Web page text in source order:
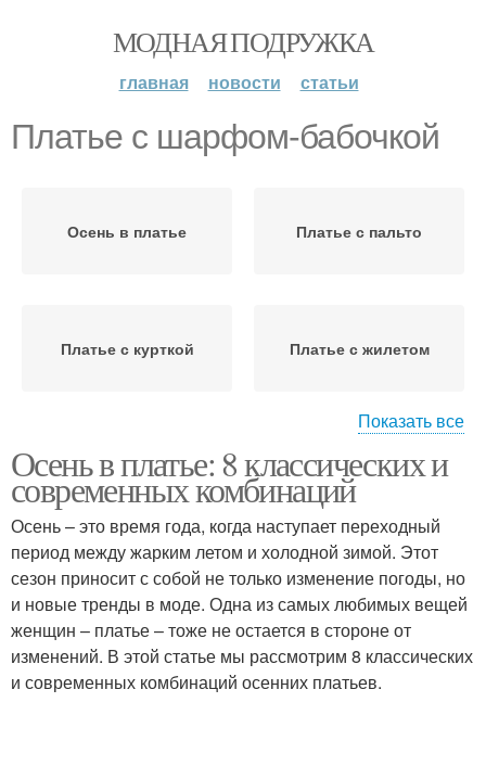
МОДНАЯ ПОДРУЖКА
главная новости статьи
Платье с шарфом-бабочкой
Осень в платье Платье с пальто
Платье с курткой Платье с жилетом
Платье с шарфом Платье с кофтой
Платье с жакетом Платье с пуховиком
Комбинации для
Показать все
Осень в платье: 8 классических и
современных комбинаций
Осень – это время года, когда наступает переходный
период между жарким летом и холодной зимой. Этот
сезон приносит с собой не только изменение погоды, но
и новые тренды в моде. Одна из самых любимых вещей
женщин – платье – тоже не остается в стороне от
изменений. В этой статье мы рассмотрим 8 классических
и современных комбинаций осенних платьев.